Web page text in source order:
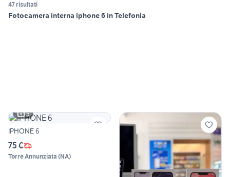
47 risultati
Fotocamera interna iphone 6 in Telefonia
5
IPHONE 6
75 €
Torre Annunziata (NA)